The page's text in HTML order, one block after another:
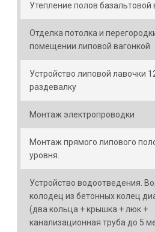
Утепление полов базальтовой
Отделка потолка и
помещении липовой вагонкой
Устройство липовой лавочки
раздевалку
Монтаж электропроводки
Монтаж прямого липового
уровня.
Устройство водоотведения.
колодец из бетонных колец
(два кольца + крышка + люк +
канализационная труба до 5